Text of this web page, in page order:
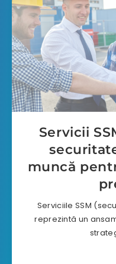
Servicii
muncă
Serviciile SSM
reprezintă un